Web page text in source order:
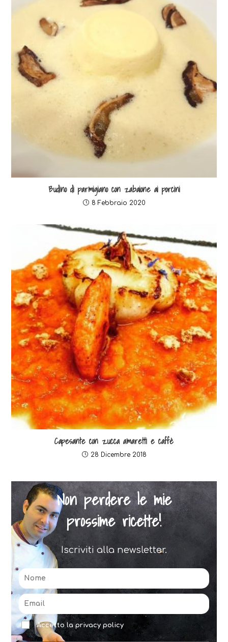
Budino di parmigiano con zabaione ai porcini
8 Febbraio 2020
Capesante con zucca amaretti e caffè
28 Dicembre 2018
Non perdere le mie
prossime ricette!
Iscriviti alla newsletter.
Accetto la privacy policy